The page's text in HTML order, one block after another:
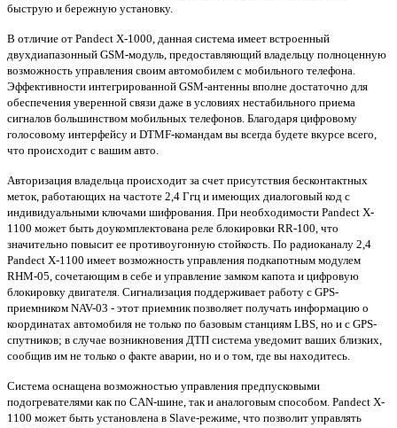
быструю и бережную установку.
В отличие от Pandect X-1000, данная система имеет встроенный
двухдиапазонный GSM-модуль, предоставляющий владельцу полноценную
возможность управления своим автомобилем с мобильного телефона.
Эффективности интегрированной GSM-антенны вполне достаточно для
обеспечения уверенной связи даже в условиях нестабильного приема
сигналов большинством мобильных телефонов. Благодаря цифровому
голосовому интерфейсу и DTMF-командам вы всегда будете вкурсе всего,
что происходит с вашим авто.
Авторизация владельца происходит за счет присутствия бесконтактных
меток, работающих на частоте 2,4 Ггц и имеющих диалоговый код с
индивидуальными ключами шифрования. При необходимости Pandect X-
1100 может быть доукомплектована реле блокировки RR-100, что
значительно повысит ее противоугонную стойкость. По радиоканалу 2,4
Pandect X-1100 имеет возможность управления подкапотным модулем
RHM-05, сочетающим в себе и управление замком капота и цифровую
блокировку двигателя. Сигнализация поддерживает работу с GPS-
приемником NAV-03 - этот приемник позволяет получать информацию о
координатах автомобиля не только по базовым станциям LBS, но и с GPS-
спутников; в случае возникновения ДТП система уведомит ваших близких,
сообщив им не только о факте аварии, но и о том, где вы находитесь.
Система оснащена возможностью управления предпусковыми
подогревателями как по CAN-шине, так и аналоговым способом. Pandect X-
1100 может быть установлена в Slave-режиме, что позволит управлять